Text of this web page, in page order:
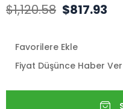
$1,120.58 $817.93
Favorilere Ekle
Fiyat Düşünce Haber Ver